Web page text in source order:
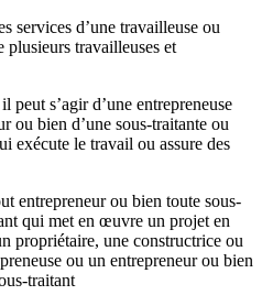
services d’une travailleuse ou
plusieurs travailleuses et
peut s’agir d’une entrepreneuse
ou bien d’une sous-traitante ou
exécute le travail ou assure des
entrepreneur ou bien toute sous-
qui met en œuvre un projet en
propriétaire, une constructrice ou
ou un entrepreneur ou bien
traitant